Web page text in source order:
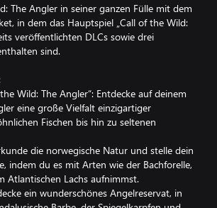
The Angler in seiner ganzen Fülle mit dem
in dem das Hauptspiel „Call of the Wild:
veröffentlichten DLCs sowie drei
sind.
Wild: The Angler“: Entdecke auf deinem
eine große Vielfalt einzigartiger
Fischen bis hin zu seltenen
die norwegische Natur und stelle dein
indem du es mit Arten wie der Bachforelle,
Atlantischen Lachs aufnimmst.
ein wunderschönes Angelreservat, in